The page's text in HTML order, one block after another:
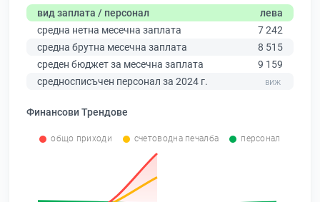
вид заплата / персонал
лева
средна нетна месечна заплата
7 242
средна брутна месечна заплата
8 515
среден бюджет за месечна заплата
9 159
средносписъчен персонал за 2024 г.
Финансови Трендове
общо приходи счетоводна печалба персонал